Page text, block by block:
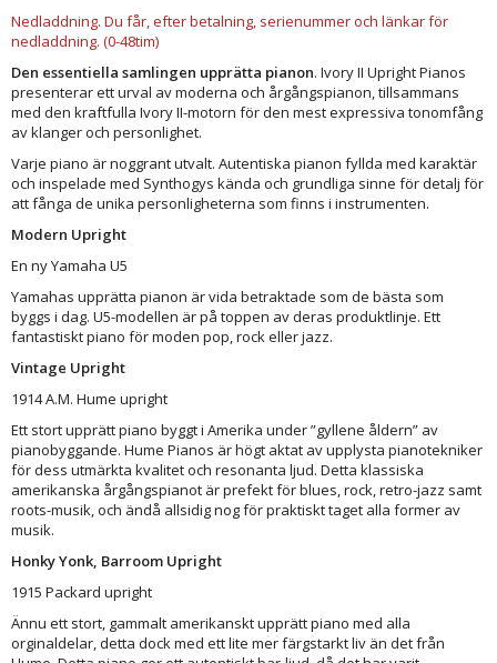
Nedladdning. Du får, efter betalning, serienummer och länkar för
nedladdning. (0-48tim)
Den essentiella samlingen upprätta pianon. Ivory II Upright Pianos
presenterar ett urval av moderna och årgångspianon, tillsammans
med den kraftfulla Ivory II-motorn för den mest expressiva tonomfång
av klanger och personlighet.
Varje piano är noggrant utvalt. Autentiska pianon fyllda med karaktär
och inspelade med Synthogys kända och grundliga sinne för detalj för
att fånga de unika personligheterna som finns i instrumenten.
Modern Upright
En ny Yamaha U5
Yamahas upprätta pianon är vida betraktade som de bästa som
byggs i dag. U5-modellen är på toppen av deras produktlinje. Ett
fantastiskt piano för moden pop, rock eller jazz.
Vintage Upright
1914 A.M. Hume upright
Ett stort upprätt piano byggt i Amerika under ”gyllene åldern” av
pianobyggande. Hume Pianos är högt aktat av upplysta pianotekniker
för dess utmärkta kvalitet och resonanta ljud. Detta klassiska
amerikanska årgångspianot är prefekt för blues, rock, retro-jazz samt
roots-musik, och ändå allsidig nog för praktiskt taget alla former av
musik.
Honky Yonk, Barroom Upright
1915 Packard upright
Ännu ett stort, gammalt amerikanskt upprätt piano med alla
orginaldelar, detta dock med ett lite mer färgstarkt liv än det från